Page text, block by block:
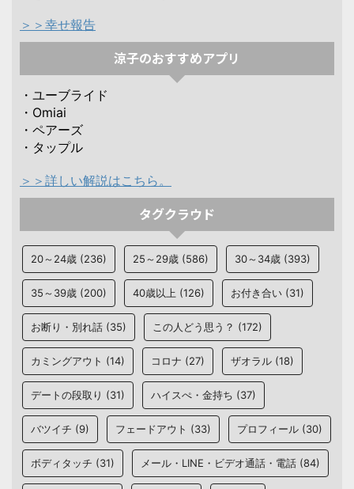
＞＞幸せ報告
涼子のおすすめアプリ
・ユーブライド
・Omiai
・ペアーズ
・タップル
＞＞詳しい解説はこちら。
タグクラウド
20～24歳 (236) 25～29歳 (586) 30～34歳 (393)
35～39歳 (200) 40歳以上 (126) お付き合い (31)
お断り・別れ話 (35) この人どう思う？ (172)
カミングアウト (14) コロナ (27) ザオラル (18)
デートの段取り (31) ハイスぺ・金持ち (37)
バツイチ (9) フェードアウト (33) プロフィール (30)
ボディタッチ (31) メール・LINE・ビデオ通話・電話 (84)